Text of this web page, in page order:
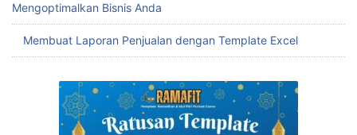
Mengoptimalkan Bisnis Anda
Membuat Laporan Penjualan dengan Template Excel